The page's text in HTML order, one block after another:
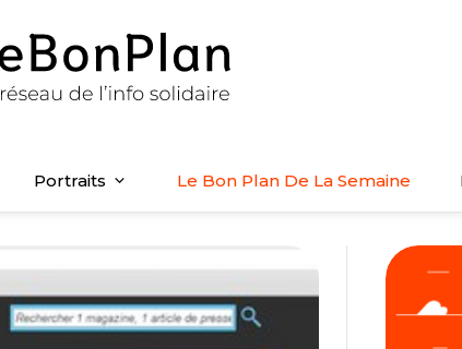
Portraits Le Bon Plan De La Semaine